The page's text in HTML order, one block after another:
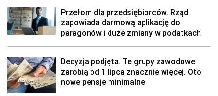
Przełom dla przedsiębiorców. Rząd
zapowiada darmową aplikację do
paragonów i duże zmiany w podatkach
Decyzja podjęta. Te grupy zawodowe
zarobią od 1 lipca znacznie więcej. Oto
nowe pensje minimalne